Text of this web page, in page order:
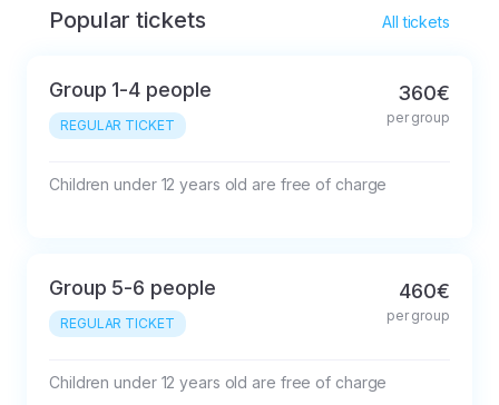
Popular tickets All tickets
Group 1-4 people
REGULAR TICKET
360€
per group
Children under 12 years old are free of charge
Group 5-6 people
REGULAR TICKET
460€
per group
Children under 12 years old are free of charge